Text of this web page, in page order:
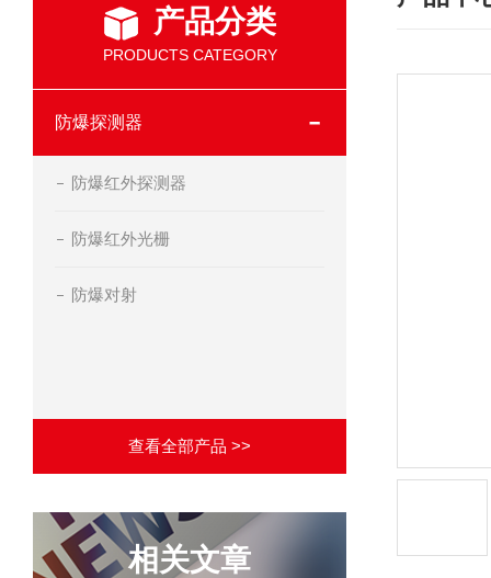
产品分类
PRODUCTS CATEGORY
防爆探测器
防爆红外探测器
防爆红外光栅
防爆对射
查看全部产品 >>
相关文章